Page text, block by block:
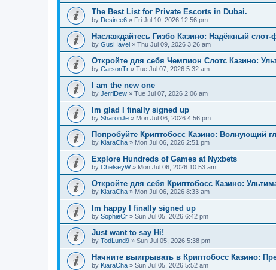
The Best List for Private Escorts in Dubai.
by Desiree6 » Fri Jul 10, 2026 12:56 pm
Наслаждайтесь Гизбо Казино: Надёжный слот-
by GusHavel » Thu Jul 09, 2026 3:26 am
Откройте для себя Чемпион Слотс Казино:
by CarsonTr » Tue Jul 07, 2026 5:32 am
I am the new one
by JerriDew » Tue Jul 07, 2026 2:06 am
Im glad I finally signed up
by SharonJe » Mon Jul 06, 2026 4:56 pm
Попробуйте Криптобосс Казино: Волнующий
by KiaraCha » Mon Jul 06, 2026 2:51 pm
Explore Hundreds of Games at Nyxbets
by ChelseyW» Mon Jul 06, 2026 10:53 am
Откройте для себя Криптобосс Казино:
by KiaraCha » Mon Jul 06, 2026 8:33 am
Im happy I finally signed up
by SophieCr » Sun Jul 05, 2026 6:42 pm
Just want to say Hi!
by TodLund9 » Sun Jul 05, 2026 5:38 pm
Начните выигрывать в Криптобосс Казино:
by KiaraCha » Sun Jul 05, 2026 5:52 am